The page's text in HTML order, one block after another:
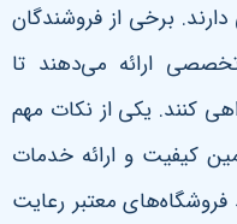
برخی از فروشندگان
ارائه می‌دهند تا
کنند. یکی از نکات مهم
کیفیت و ارائه خدمات
معتبر رعایت